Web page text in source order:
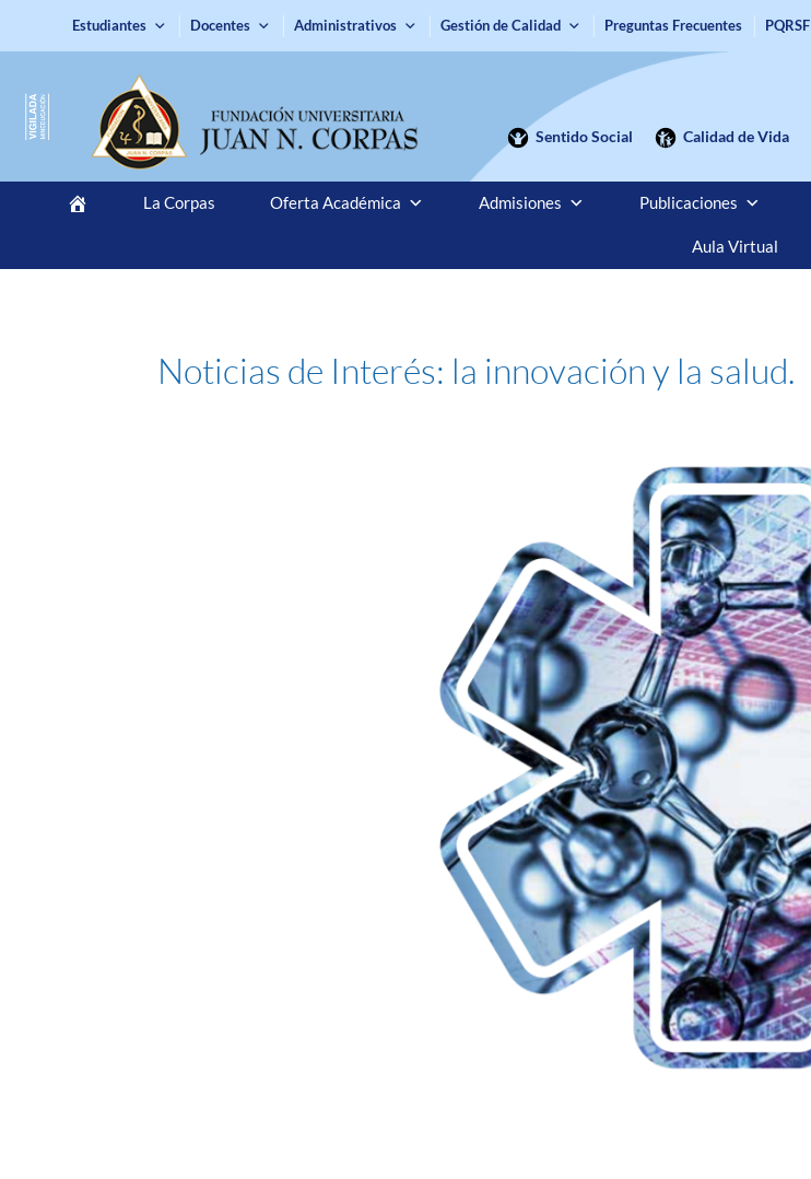
Estudiantes Docentes Administrativos Gestión de Calidad Preguntas Frecuentes PQRSF
Sentido Social Calidad de Vida
La Corpas Oferta Académica Admisiones Publicaciones
Aula Virtual
Noticias de Interés: la innovación y la salud.